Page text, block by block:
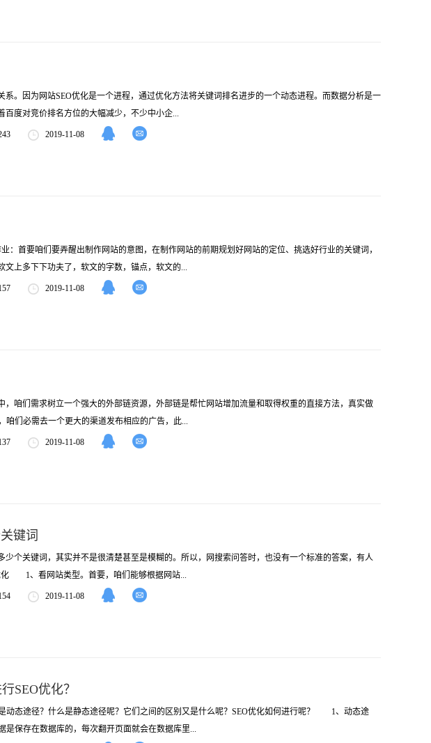
系。因为网站SEO优化是一个进程，通过优化方法将关键词排名进步的一个动态进程。而数据分析是一
度对竞价排名方位的大幅减少，不少中小企...
2019-11-08
：首要咱们要弄醒出制作网站的意图，在制作网站的前期规划好网站的定位、挑选好行业的关键词，
上多下下功夫了，软文的字数，锚点，软文的...
2019-11-08
，咱们需求树立一个强大的外部链资源，外部链是帮忙网站增加流量和取得权重的直接方法，真实做
们必需去一个更大的渠道发布相应的广告，此...
2019-11-08
键词
个关键词，其实并不是很清楚甚至是模糊的。所以，网搜索问答时，也没有一个标准的答案，有人
1、看网站类型。首要，咱们能够根据网站...
2019-11-08
SEO优化？
态途径？什么是静态途径呢？它们之间的区别又是什么呢？SEO优化如何进行呢？ 1、动态途
保存在数据库的，每次翻开页面就会在数据库里...